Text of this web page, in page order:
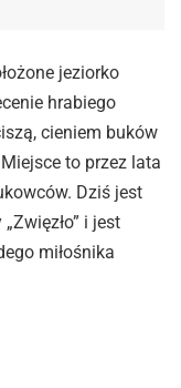
jeziorko
hrabiego
cieniem buków
to przez lata
Dziś jest
i jest
miłośnika